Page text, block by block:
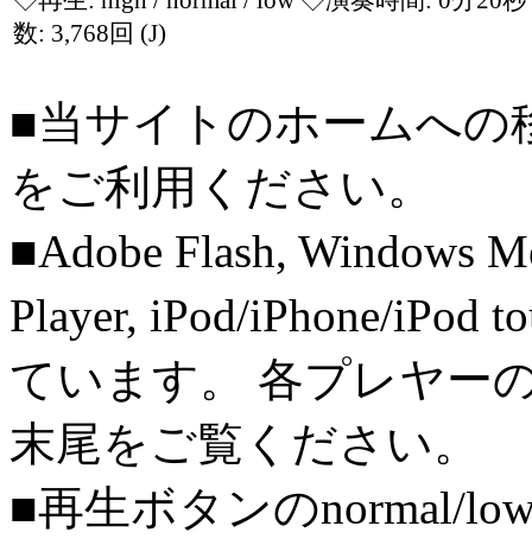
数: 3,768回 (J)
■当サイトのホームへの
をご利用ください。
■Adobe Flash, Windows
Player, iPod/iPhone/iPod
ています。 各プレヤー
末尾をご覧ください。
■再生ボタンのnormal/